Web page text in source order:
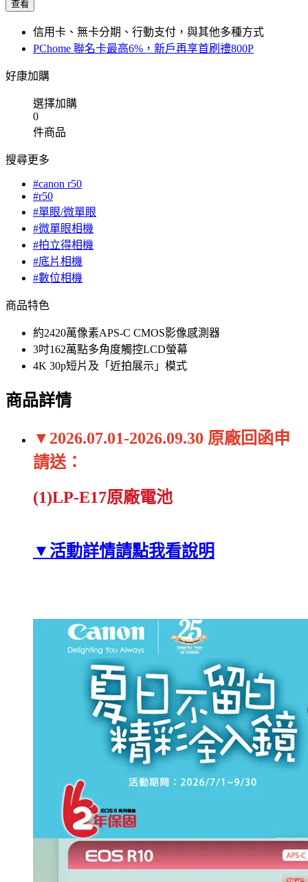
查看
信用卡、無卡分期、行動支付，與其他多種方式
PChome 聯名卡最高6%，新戶再享首刷禮800P
好康加購
選擇加購
0
件商品
搜尋更多
#canon r50
#r50
#單眼/微單眼
#微單眼相機
#拍立得相機
#底片相機
#數位相機
商品特色
約2420萬像素APS-C CMOS影像感測器
3吋162萬點多角度觸控LCD螢幕
4K 30p短片及「近拍展示」模式
商品詳情
▼2026.07.01-2026.09.30 原廠回函申
請送：
(1)LP-E17原廠電池
▼活動詳情請點我看說明